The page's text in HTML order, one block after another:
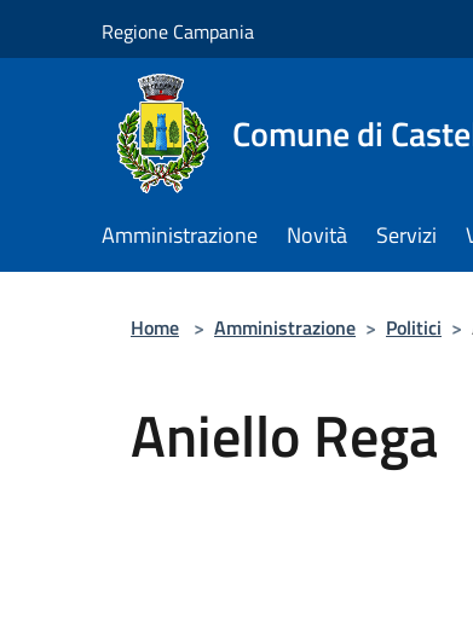
Regione Campania
Comune di
Amministrazione Novità Servizi
Home > Amministrazione > Politici >
Aniello Rega